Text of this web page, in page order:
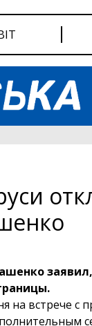
на встрече с